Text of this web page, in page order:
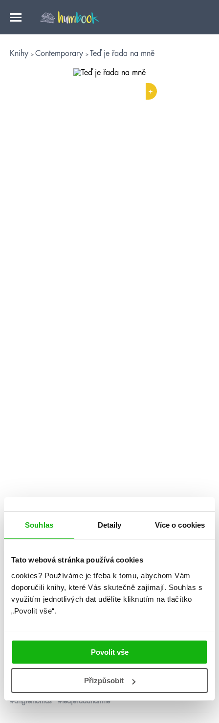
Souhlas Detaily Více o cookies
Tato webová stránka používá cookies
cookies? Používáme je třeba k tomu, abychom Vám
doporučili knihy, které Vás skutečně zajímají. Souhlas s
využitím jednotlivých dat udělíte kliknutím na tlačítko
„Povolit vše“.
Povolit vše
Přizpůsobit
Knihy Contemporary Teď je řada na mně
+
Kategorie: young adult
Žánr: Contemporary
#angiethomas #teďjeřadanamně